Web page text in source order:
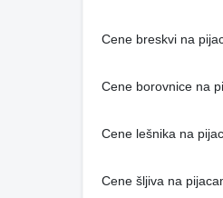
Cene breskvi na
Cene borovnice na
Cene lešnika na
Cene šljiva na